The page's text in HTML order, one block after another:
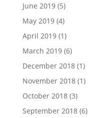
June 2019(5)
May 2019(4)
April 2019(1)
March 2019(6)
December 2018(1)
November 2018(1)
October 2018(3)
September 2018(6)